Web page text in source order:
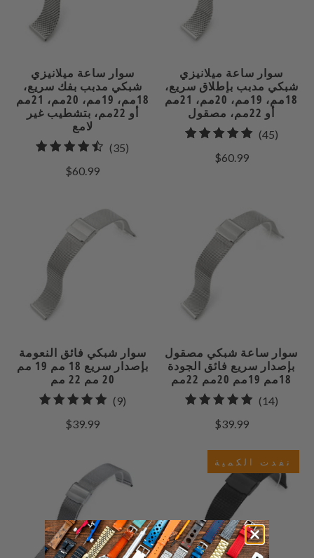
سوار ساعة ميلانيزي
شبكي مدبب بفك سريع،
18مم، 19مم، 20مم، 21مم
أو 22مم، بتشطيب غير
لامع
(35)
$60.99
سوار ساعة ميلانيزي
شبكي مدبب بإطلاق سريع،
18مم، 19مم، 20مم، 21مم
أو 22مم، مصقول
(45)45
$60.99
سوار شبكي فائق النعومة
بإصدار سريع 18 مم 19 مم
20 مم 22 مم
(9)9
$39.99
سوار ساعة شبكي مصقول
بإصدار سريع فائق الجودة
18مم 19مم 20مم 22مم
(14)14
$39.99
نفدت الكمية